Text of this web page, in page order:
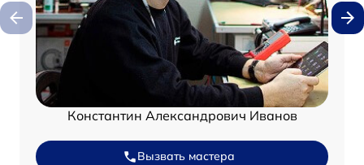
Константин Александрович Иванов
Вызвать мастера